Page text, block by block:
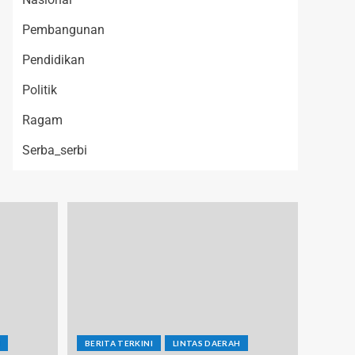
Pembangunan
Pendidikan
Politik
Ragam
Serba_serbi
BERITA TERKINI LINTAS DAERAH